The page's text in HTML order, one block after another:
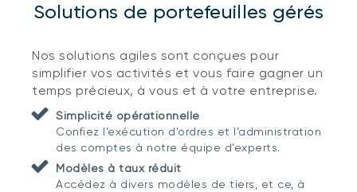
Solutions de portefeuilles gérés
Nos solutions agiles sont conçues pour
simplifier vos activités et vous faire gagner un
temps précieux, à vous et à votre entreprise.
Simplicité opérationnelle
Confiez l’exécution d’ordres et l’administration
des comptes à notre équipe d’experts.
Modèles à taux réduit
Accédez à divers modèles de tiers, et ce, à